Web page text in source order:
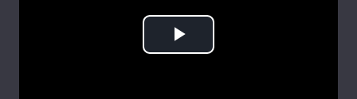
Play